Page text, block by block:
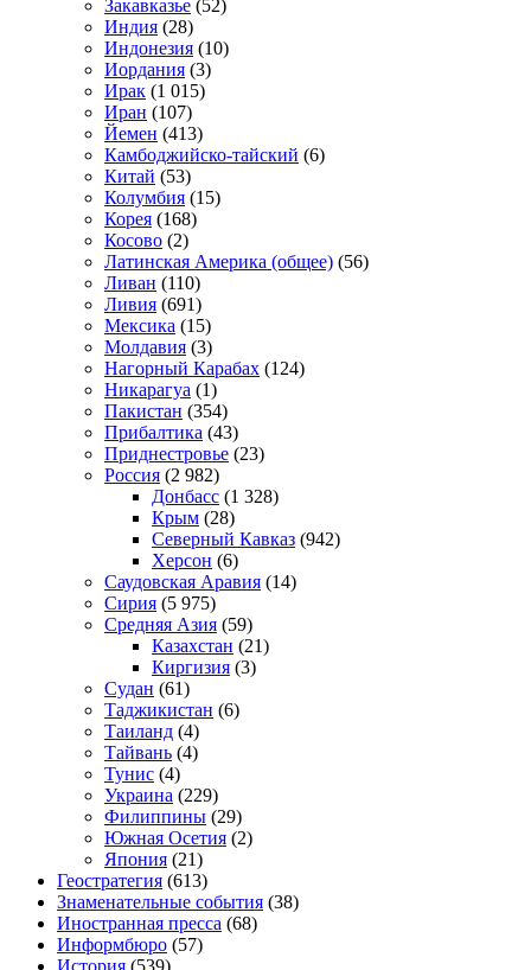
Закавказье (52)
Индия (28)
Индонезия (10)
Иордания (3)
Ирак (1 015)
Иран (107)
Йемен (413)
Камбоджийско-тайский (6)
Китай (53)
Колумбия (15)
Корея (168)
Косово (2)
Латинская Америка (общее) (56)
Ливан (110)
Ливия (691)
Мексика (15)
Молдавия (3)
Нагорный Карабах (124)
Никарагуа (1)
Пакистан (354)
Прибалтика (43)
Приднестровье (23)
Россия (2 982)
Донбасс (1 328)
Крым (28)
Северный Кавказ (942)
Херсон (6)
Саудовская Аравия (14)
Сирия (5 975)
Средняя Азия (59)
Казахстан (21)
Киргизия (3)
Судан (61)
Таджикистан (6)
Таиланд (4)
Тайвань (4)
Тунис (4)
Украина (229)
Филиппины (29)
Южная Осетия (2)
Япония (21)
Геостратегия (613)
Знаменательные события (38)
Иностранная пресса (68)
Информбюро (57)